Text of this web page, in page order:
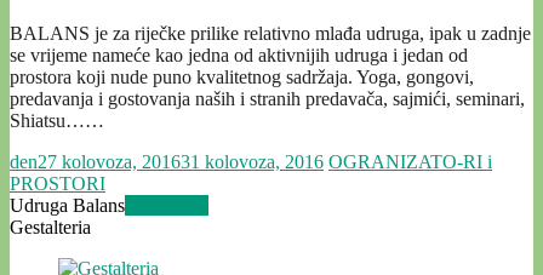
BALANS je za riječke prilike relativno mlađa udruga, ipak u zadnje
se vrijeme nameće kao jedna od aktivnijih udruga i jedan od
prostora koji nude puno kvalitetnog sadržaja. Yoga, gongovi,
predavanja i gostovanja naših i stranih predavača, sajmići, seminari,
Shiatsu……
den27 kolovoza, 201631 kolovoza, 2016 OGRANIZATO-RI i
PROSTORI
Udruga Balans
Gestalteria